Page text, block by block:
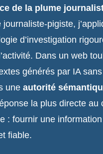
de la plume
journaliste-pigiste,
d’investigation
Dans un web
générés par IA
une autorité
la plus directe au
: fournir une information
fiable.